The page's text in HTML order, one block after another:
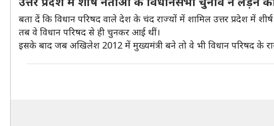
बता दें कि विधान परिषद वाले देश के चंद राज्यों में शामिल उत्तर प्रदेश में
तब वे विधान परिषद से ही चुनकर आई थीं।
इसके बाद जब अखिलेश 2012 में मुख्यमंत्री बने तो वे भी विधान परिषद के